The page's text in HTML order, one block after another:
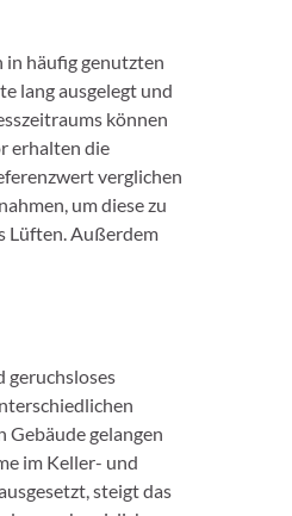
in häufig genutzten
lang ausgelegt und
können
erhalten die
verglichen
um diese zu
Lüften. Außerdem
geruchsloses
Gebäude gelangen
im Keller- und
steigt das